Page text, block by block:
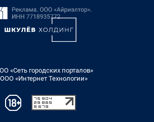
«Сеть городских порталов»
«Интернет Технологии»